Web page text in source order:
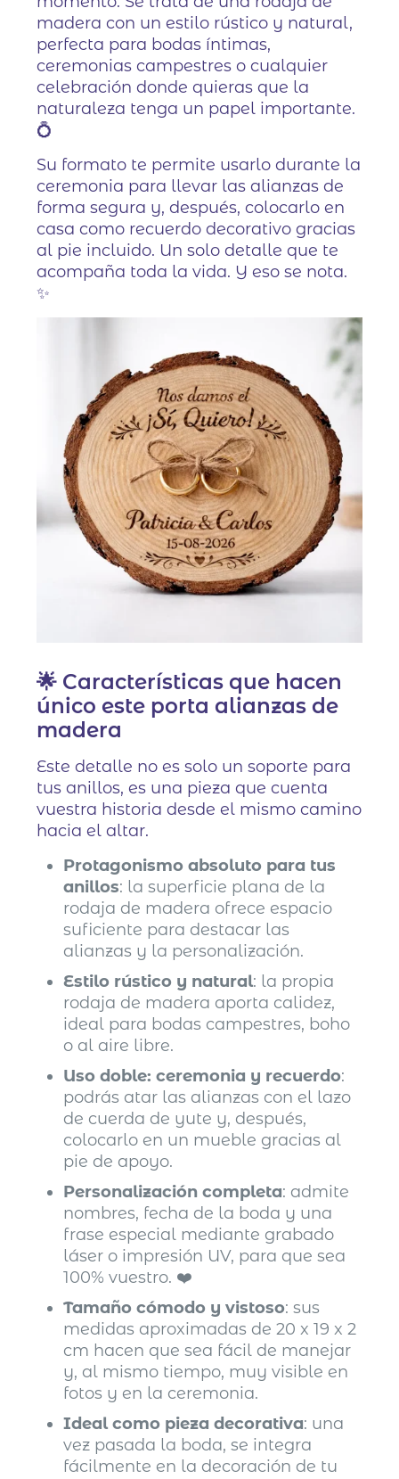
madera con un estilo rústico y natural,
perfecta para bodas íntimas,
ceremonias campestres o cualquier
celebración donde quieras que la
naturaleza tenga un papel importante.
💍
Su formato te permite usarlo durante la
ceremonia para llevar las alianzas de
forma segura y, después, colocarlo en
casa como recuerdo decorativo gracias
al pie incluido. Un solo detalle que te
acompaña toda la vida. Y eso se nota.
✨
🌟 Características que hacen
único este porta alianzas de
madera
Este detalle no es solo un soporte para
tus anillos, es una pieza que cuenta
vuestra historia desde el mismo camino
hacia el altar.
Protagonismo absoluto para tus
anillos: la superficie plana de la
rodaja de madera ofrece espacio
suficiente para destacar las
alianzas y la personalización.
Estilo rústico y natural: la propia
rodaja de madera aporta calidez,
ideal para bodas campestres, boho
o al aire libre.
Uso doble: ceremonia y recuerdo:
podrás atar las alianzas con el lazo
de cuerda de yute y, después,
colocarlo en un mueble gracias al
pie de apoyo.
Personalización completa: admite
nombres, fecha de la boda y una
frase especial mediante grabado
láser o impresión UV, para que sea
100% vuestro. ❤️
Tamaño cómodo y vistoso: sus
medidas aproximadas de 20 x 19 x 2
cm hacen que sea fácil de manejar
y, al mismo tiempo, muy visible en
fotos y en la ceremonia.
Ideal como pieza decorativa: una
vez pasada la boda, se integra
fácilmente en la decoración de tu